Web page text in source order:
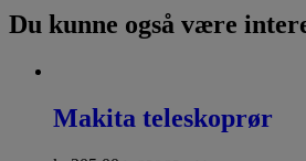
Du kunne også være
Makita teleskoprør